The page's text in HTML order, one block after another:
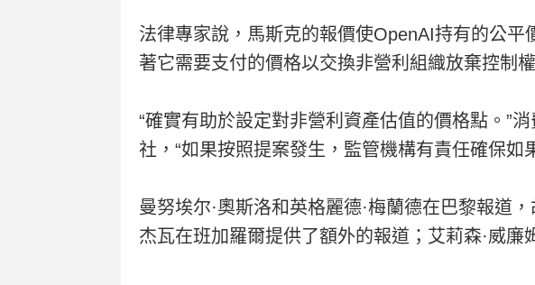
法律專家說，馬斯克的報價使OpenAI持有的公
著它需要支付的價格以交換非營利組織放棄控制權
“確實有助於設定對非營利資產估值的價格點。”
社，“如果按照提案發生，監管機構有責任確保
曼努埃尔·奧斯洛和英格麗德·梅蘭德在巴黎報道
杰瓦在班加羅爾提供了額外的報道；艾莉森·威廉